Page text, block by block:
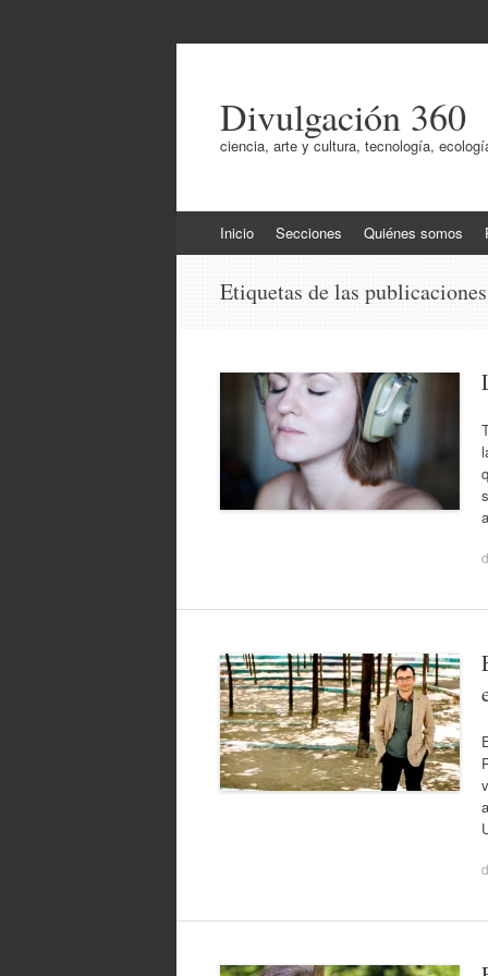
Divulgación 360
ciencia, arte y cultura, tecnología,
al
Inicio Secciones Quiénes somos
Etiquetas de las